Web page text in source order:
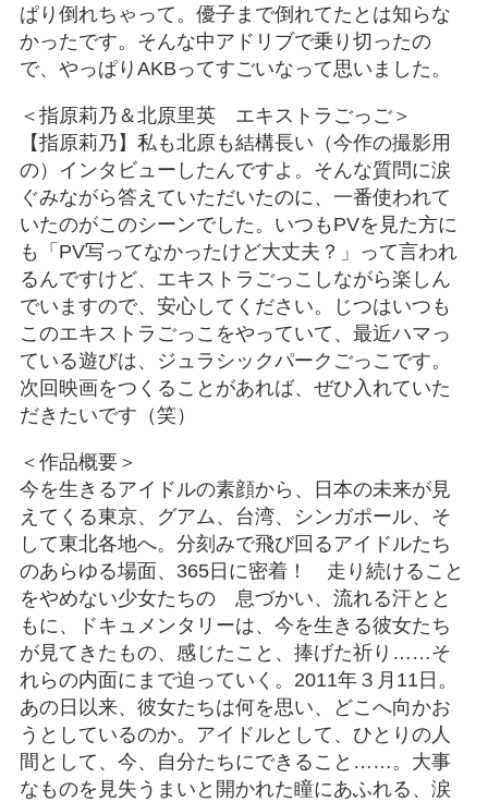
ぱり倒れちゃって。優子まで倒れてたとは知らな
かったです。そんな中アドリブで乗り切ったの
で、やっぱりAKBってすごいなって思いました。
＜指原莉乃＆北原里英 エキストラごっご＞
【指原莉乃】私も北原も結構長い（今作の撮影用
の）インタビューしたんですよ。そんな質問に涙
ぐみながら答えていただいたのに、一番使われて
いたのがこのシーンでした。いつもPVを見た方に
も「PV写ってなかったけど大丈夫？」って言われ
るんですけど、エキストラごっこしながら楽しん
でいますので、安心してください。じつはいつも
このエキストラごっこをやっていて、最近ハマっ
ている遊びは、ジュラシックパークごっこです。
次回映画をつくることがあれば、ぜひ入れていた
だきたいです（笑）
＜作品概要＞
今を生きるアイドルの素顔から、日本の未来が見
えてくる東京、グアム、台湾、シンガポール、そ
して東北各地へ。分刻みで飛び回るアイドルたち
のあらゆる場面、365日に密着！ 走り続けること
をやめない少女たちの 息づかい、流れる汗とと
もに、ドキュメンタリーは、今を生きる彼女たち
が見てきたもの、感じたこと、捧げた祈り……そ
れらの内面にまで迫っていく。2011年３月11日。
あの日以来、彼女たちは何を思い、どこへ向かお
うとしているのか。アイドルとして、ひとりの人
間として、今、自分たちにできること……。大事
なものを見失うまいと開かれた瞳にあふれる、涙